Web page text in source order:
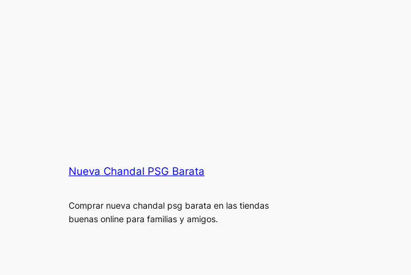
Nueva Chandal PSG Barata
Comprar nueva chandal psg barata en las tiendas
buenas online para familias y amigos.